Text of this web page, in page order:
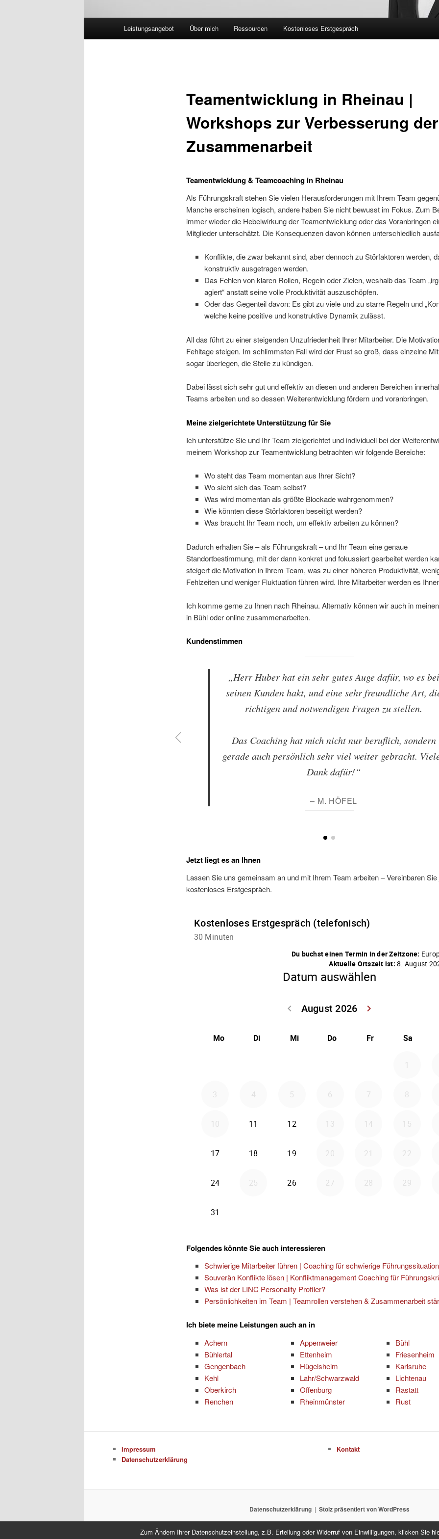
Leistungsangebot Über mich Ressourcen Kostenloses Erstgespräch
Teamentwicklung in Rheinau |
Workshops zur Verbesserung der
Zusammenarbeit
Teamentwicklung & Teamcoaching in Rheinau
Als Führungskraft stehen Sie vielen Herausforderungen mit Ihrem Team
Manche erscheinen logisch, andere haben Sie nicht bewusst im Fokus. Zum
immer wieder die Hebelwirkung der Teamentwicklung oder das Voranbringen
Mitglieder unterschätzt. Die Konsequenzen davon können unterschiedlich
Konflikte, die zwar bekannt sind, aber dennoch zu Störfaktoren werden,
konstruktiv ausgetragen werden.
Das Fehlen von klaren Rollen, Regeln oder Zielen, weshalb das Team
agiert“ anstatt seine volle Produktivität auszuschöpfen.
Oder das Gegenteil davon: Es gibt zu viele und zu starre Regeln und
welche keine positive und konstruktive Dynamik zulässt.
All das führt zu einer steigenden Unzufriedenheit Ihrer Mitarbeiter. Die
Fehltage steigen. Im schlimmsten Fall wird der Frust so groß, dass einzelne
sogar überlegen, die Stelle zu kündigen.
Dabei lässt sich sehr gut und effektiv an diesen und anderen Bereichen
Teams arbeiten und so dessen Weiterentwicklung fördern und voranbringen.
Meine zielgerichtete Unterstützung für Sie
Ich unterstütze Sie und Ihr Team zielgerichtet und individuell bei der
meinem Workshop zur Teamentwicklung betrachten wir folgende Bereiche:
Wo steht das Team momentan aus Ihrer Sicht?
Wo sieht sich das Team selbst?
Was wird momentan als größte Blockade wahrgenommen?
Wie könnten diese Störfaktoren beseitigt werden?
Was braucht Ihr Team noch, um effektiv arbeiten zu können?
Dadurch erhalten Sie – als Führungskraft – und Ihr Team eine genaue
Standortbestimmung, mit der dann konkret und fokussiert gearbeitet werden
steigert die Motivation in Ihrem Team, was zu einer höheren Produktivität,
Fehlzeiten und weniger Fluktuation führen wird. Ihre Mitarbeiter werden es
Ich komme gerne zu Ihnen nach Rheinau. Alternativ können wir auch in
in Bühl oder online zusammenarbeiten.
Kundenstimmen
„Herr Huber hat ein sehr gutes Auge dafür, wo es bei
seinen Kunden hakt, und eine sehr freundliche Art,
richtigen und notwendigen Fragen zu stellen.
Das Coaching hat mich nicht nur beruflich, sondern
gerade auch persönlich sehr viel weiter gebracht.
Dank dafür!“
– M. HÖFEL
Jetzt liegt es an Ihnen
Lassen Sie uns gemeinsam an und mit Ihrem Team arbeiten – Vereinbaren
kostenloses Erstgespräch.
Folgendes könnte Sie auch interessieren
Schwierige Mitarbeiter führen | Coaching für schwierige
Souverän Konflikte lösen | Konfliktmanagement Coaching für
Was ist der LINC Personality Profiler?
Persönlichkeiten im Team | Teamrollen verstehen & Zusammenarbeit
Ich biete meine Leistungen auch an in
Achern
Bühlertal
Gengenbach
Kehl
Oberkirch
Renchen
Appenweier
Ettenheim
Hügelsheim
Lahr/Schwarzwald
Offenburg
Rheinmünster
Bühl
Friesenheim
Karlsruhe
Lichtenau
Rastatt
Rust
Impressum
Datenschutzerklärung
Kontakt
Datenschutzerklärung Stolz präsentiert von WordPress
Zum Ändern Ihrer Datenschutzeinstellung, z.B. Erteilung oder Widerruf von Einwilligungen, klicken Sie